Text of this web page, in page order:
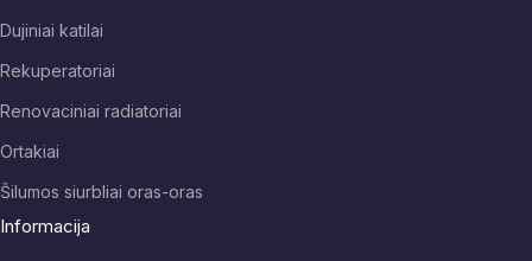
Dujiniai katilai
Rekuperatoriai
Renovaciniai radiatoriai
Ortakiai
Šilumos siurbliai oras-oras
Informacija